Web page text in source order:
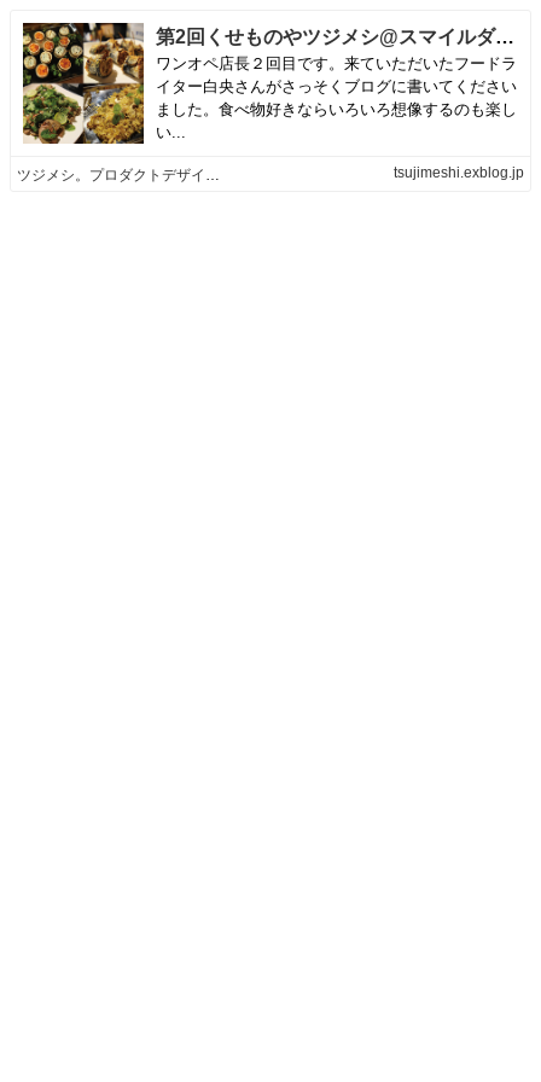
第2回くせものやツジメシ@スマイルダイナー2018.10/14 | ツジメシ。プロダクトデザイナー、ときどき料理人
ワンオペ店長２回目です。来ていただいたフードラ
イター白央さんがさっそくブログに書いてください
ました。食べ物好きならいろいろ想像するのも楽し
い...
ツジメシ。プロダクトデザイナー、ときどき料理人 tsujimeshi.exblog.jp